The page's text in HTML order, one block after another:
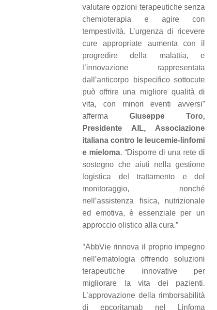
valutare opzioni terapeutiche senza
chemioterapia e agire con
tempestività. L’urgenza di ricevere
cure appropriate aumenta con il
progredire della malattia, e
l’innovazione rappresentata
dall’anticorpo bispecifico sottocute
può offrire una migliore qualità di
vita, con minori eventi avversi”
afferma Giuseppe Toro,
Presidente AIL, Associazione
italiana contro le leucemie-linfomi
e mieloma. “Disporre di una rete di
sostegno che aiuti nella gestione
logistica del trattamento e del
monitoraggio, nonché
nell’assistenza fisica, nutrizionale
ed emotiva, è essenziale per un
approccio olistico alla cura.”
“AbbVie rinnova il proprio impegno
nell’ematologia offrendo soluzioni
terapeutiche innovative per
migliorare la vita dei pazienti.
L’approvazione della rimborsabilità
di epcoritamab nel Linfoma